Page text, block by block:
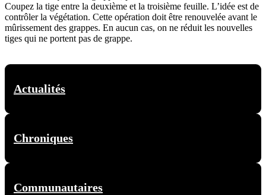
Coupez la tige entre la deuxième et la troisième feuille. L’idée est de
contrôler la végétation. Cette opération doit être renouvelée avant le
mûrissement des grappes. En aucun cas, on ne réduit les nouvelles
tiges qui ne portent pas de grappe.
Actualités
Chroniques
Communautaires